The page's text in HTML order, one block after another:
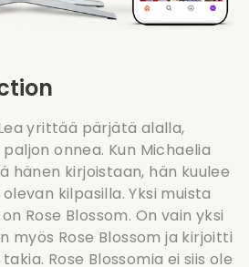
yrittää pärjätä alalla,
onnea. Kun Michaelia
hänen kirjoistaan, hän kuulee
kilpasilla. Yksi muista
Rose Blossom. On vain yksi
myös Rose Blossom ja kirjoitti
Rose Blossomia ei siis ole